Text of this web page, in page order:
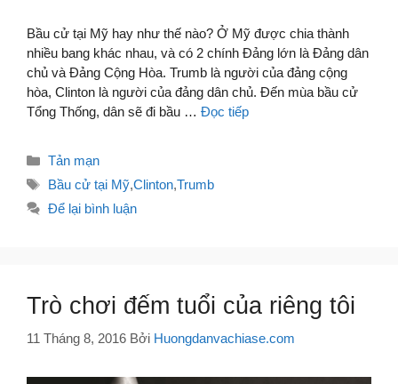
Bầu cử tại Mỹ hay như thế nào? Ở Mỹ được chia thành
nhiều bang khác nhau, và có 2 chính Đảng lớn là Đảng dân
chủ và Đảng Cộng Hòa. Trumb là người của đảng cộng
hòa, Clinton là người của đảng dân chủ. Đến mùa bầu cử
Tổng Thống, dân sẽ đi bầu … Đọc tiếp
Danh
mục
Tản mạn
Thẻ
Bầu cử tại Mỹ,Clinton,Trumb
Để lại bình luận
Trò chơi đếm tuổi của riêng tôi
11 Tháng 8, 2016 Bởi Huongdanvachiase.com